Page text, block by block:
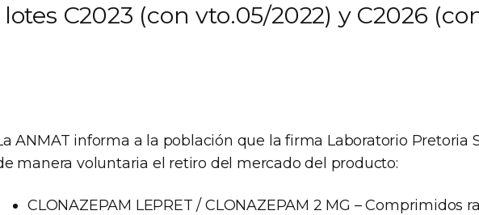
C2023 (con vto.05/2022) y C2026
ANMAT informa a la población que la firma Laboratorio Pretoria
manera voluntaria el retiro del mercado del producto:
CLONAZEPAM LEPRET / CLONAZEPAM 2 MG – Comprimidos